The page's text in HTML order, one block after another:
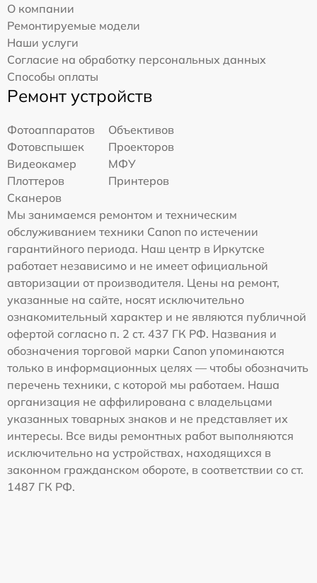
О компании
Ремонтируемые модели
Наши услуги
Согласие на обработку персональных данных
Способы оплаты
Ремонт устройств
Фотоаппаратов
Объективов
Фотовспышек
Проекторов
Видеокамер
МФУ
Плоттеров
Принтеров
Сканеров
Мы занимаемся ремонтом и техническим
обслуживанием техники Canon по истечении
гарантийного периода. Наш центр в Иркутске
работает независимо и не имеет официальной
авторизации от производителя. Цены на ремонт,
указанные на сайте, носят исключительно
ознакомительный характер и не являются публичной
офертой согласно п. 2 ст. 437 ГК РФ. Названия и
обозначения торговой марки Canon упоминаются
только в информационных целях — чтобы обозначить
перечень техники, с которой мы работаем. Наша
организация не аффилирована с владельцами
указанных товарных знаков и не представляет их
интересы. Все виды ремонтных работ выполняются
исключительно на устройствах, находящихся в
законном гражданском обороте, в соответствии со ст.
1487 ГК РФ.